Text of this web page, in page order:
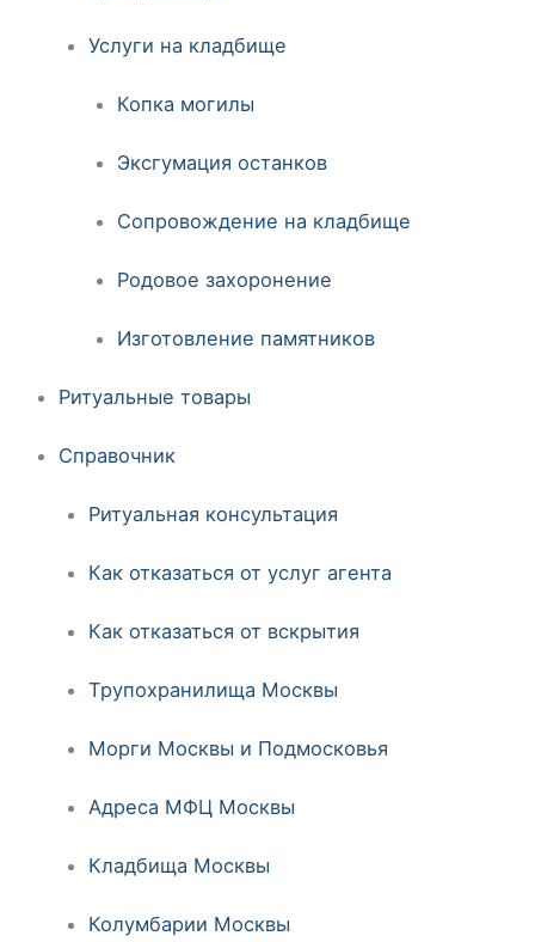
Услуги на кладбище
Копка могилы
Эксгумация останков
Сопровождение на кладбище
Родовое захоронение
Изготовление памятников
Ритуальные товары
Справочник
Ритуальная консультация
Как отказаться от услуг агента
Как отказаться от вскрытия
Трупохранилища Москвы
Морги Москвы и Подмосковья
Адреса МФЦ Москвы
Кладбища Москвы
Колумбарии Москвы